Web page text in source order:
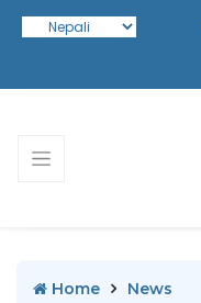
Home News